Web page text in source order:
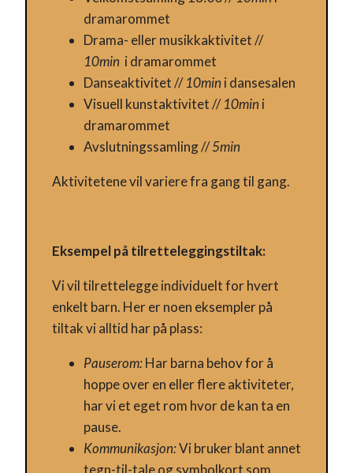
Hvelvet
Program
Fritidstilbud
Om oss
Utleie
Støtte og Sponsorer
FOR ALLE
KULTURKLUBBEN
dramarommet
Drama- eller musikkaktivitet //
10min i dramarommet
Danseaktivitet //10min i dansesalen
Visuell kunstaktivitet //10min i
dramarommet
Avslutningssamling //5min
Aktivitetene vil variere fra gang til gang.
Eksempel på tilretteleggingstiltak:
Vi vil tilrettelegge individuelt for hvert
enkelt barn. Her er noen eksempler på
tiltak vi alltid har på plass:
Pauserom:Har barna behov for å
hoppe over en eller flere aktiviteter,
har vi et eget rom hvor de kan ta en
pause.
Kommunikasjon:Vi bruker blant annet
tegn-til-tale og symbolkort som